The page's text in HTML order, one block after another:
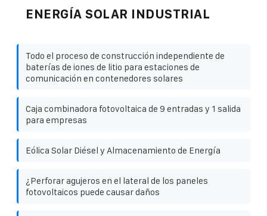
ENERGÍA SOLAR INDUSTRIAL
Todo el proceso de construcción independiente de
baterías de iones de litio para estaciones de
comunicación en contenedores solares
Caja combinadora fotovoltaica de 9 entradas y 1 salida
para empresas
Eólica Solar Diésel y Almacenamiento de Energía
¿Perforar agujeros en el lateral de los paneles
fotovoltaicos puede causar daños